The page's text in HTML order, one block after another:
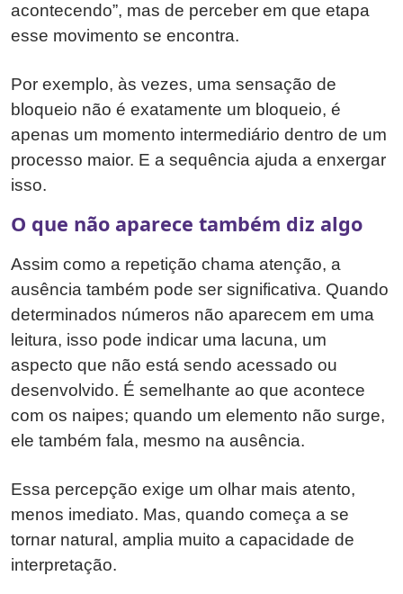
acontecendo”, mas de perceber em que etapa
esse movimento se encontra.
Por exemplo, às vezes, uma sensação de
bloqueio não é exatamente um bloqueio, é
apenas um momento intermediário dentro de um
processo maior. E a sequência ajuda a enxergar
isso.
O que não aparece também diz algo
Assim como a repetição chama atenção, a
ausência também pode ser significativa. Quando
determinados números não aparecem em uma
leitura, isso pode indicar uma lacuna, um
aspecto que não está sendo acessado ou
desenvolvido. É semelhante ao que acontece
com os naipes; quando um elemento não surge,
ele também fala, mesmo na ausência.
Essa percepção exige um olhar mais atento,
menos imediato. Mas, quando começa a se
tornar natural, amplia muito a capacidade de
interpretação.